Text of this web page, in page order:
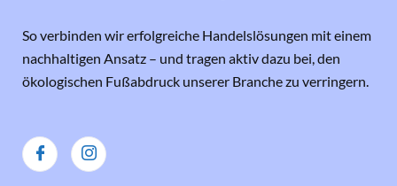
So verbinden wir erfolgreiche Handelslösungen mit einem
nachhaltigen Ansatz – und tragen aktiv dazu bei, den
ökologischen Fußabdruck unserer Branche zu verringern.